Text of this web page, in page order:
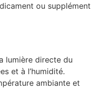
ou supplément
lumière directe du
et à l’humidité.
ambiante et